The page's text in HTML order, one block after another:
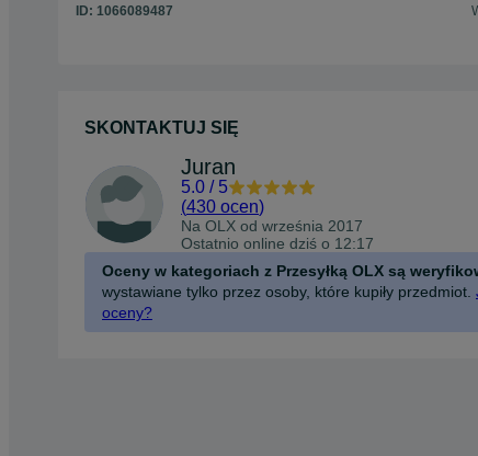
ID: 1066089487
SKONTAKTUJ SIĘ
Juran
5.0 / 5
(430 ocen)
Na OLX od września 2017
Ostatnio online dziś o 12:17
Oceny w kategoriach z Przesyłką OLX są
wystawiane tylko przez osoby, które kupiły przedmiot.
oceny?